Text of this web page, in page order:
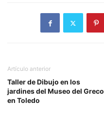
Artículo anterior
Taller de Dibujo en los
jardines del Museo del Greco
en Toledo